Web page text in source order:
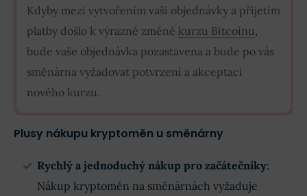
Kdyby mezi vytvořením vaší objednávky a přijetím
platby došlo k výrazné změně kurzu Bitcoinu,
bude vaše objednávka pozastavena a bude po vás
směnárna vyžadovat potvrzení a akceptaci
nového kurzu.
Plusy nákupu kryptoměn u směnárny
Rychlý a jednoduchý nákup pro začátečníky:
Nákup kryptoměn na směnárnách vyžaduje